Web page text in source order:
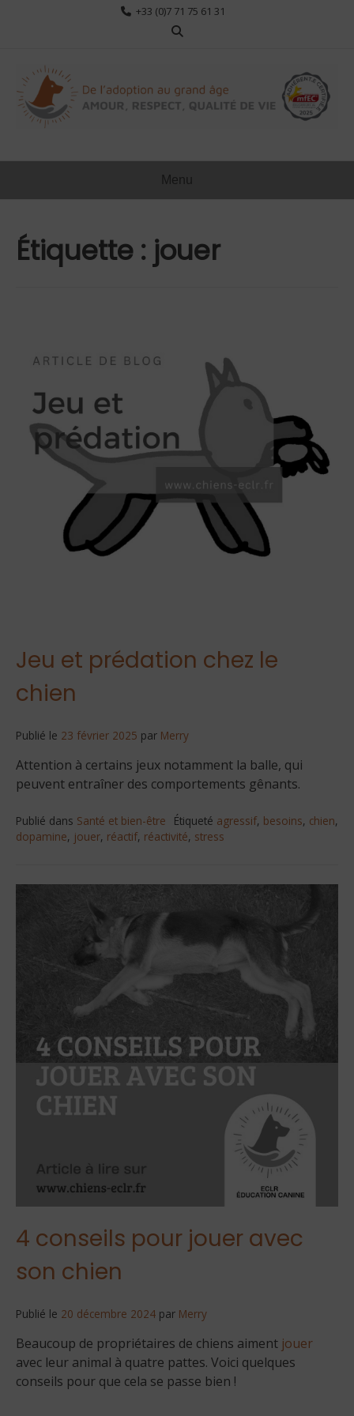
+33 (0)7 71 75 61 31
Menu
Étiquette : jouer
Jeu et prédation chez le
chien
Publié le 23 février 2025 par Merry
Attention à certains jeux notamment la balle, qui
peuvent entraîner des comportements gênants.
Publié dans Santé et bien-être Étiqueté agressif, besoins, chien,
dopamine, jouer, réactif, réactivité, stress
4 conseils pour jouer avec
son chien
Publié le 20 décembre 2024 par Merry
Beaucoup de propriétaires de chiens aiment jouer
avec leur animal à quatre pattes. Voici quelques
conseils pour que cela se passe bien !